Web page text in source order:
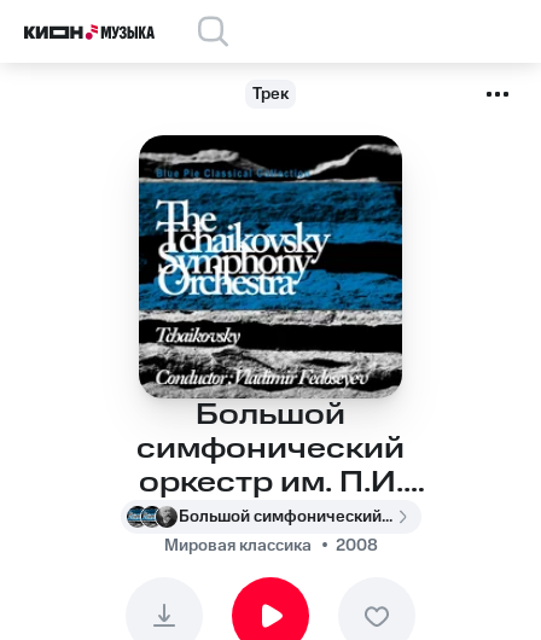
Трек
Большой
симфонический
оркестр им. П.И.
Чайковского, Владимир
Федосеев, Пётр Ильич
Чайковский - Overture
in F Major, TH39, ČW34
Большой симфонический оркестр им. П.И. Чайковского, Владимир Федосеев, Пётр Ильич Чайковский
Мировая классика
2008